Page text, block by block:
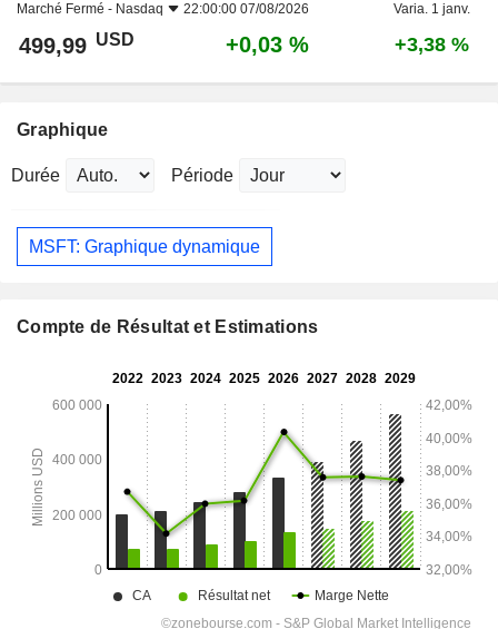
Marché Fermé - Nasdaq 22:00:00 07/08/2026 Varia. 1 janv.
499,99 USD +0,03 % +3,38 %
Graphique
Durée Période
MSFT: Graphique dynamique
Compte de Résultat et Estimations